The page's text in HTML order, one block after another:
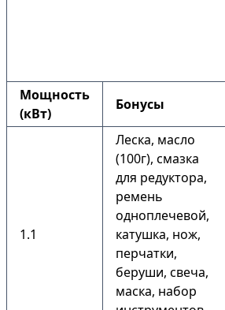
Мощность
(кВт)
Бонусы
1.1
Леска, масло
(100г), смазка
для редуктора,
ремень
одноплечевой,
катушка, нож,
перчатки,
беруши, свеча,
маска, набор